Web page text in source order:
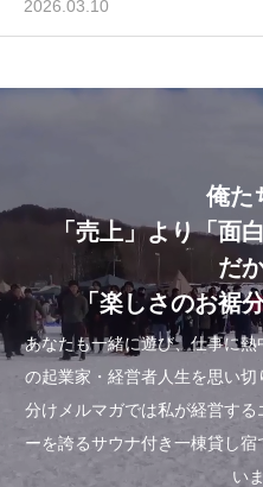
2026.03.10
2014.01.01
俺た
「売上」より「面
だ
「楽しさのお裾
あなたも一緒に遊び、仕事に
の起業家・経営者人生を思い
分けメルマガでは私が経営す
ーを誇るサウナ付き一棟貸し
い